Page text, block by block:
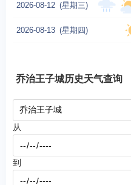
2026-08-12 (星期三)
2026-08-13 (星期四)
乔治王子城历史天气查询
从
到